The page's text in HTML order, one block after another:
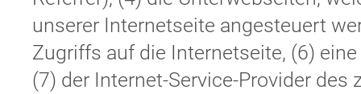
unserer Internetseite angesteuert
Zugriffs auf die Internetseite, (6)
(7) der Internet-Service-Provider